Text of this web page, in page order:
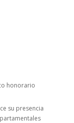
honorario
su presencia